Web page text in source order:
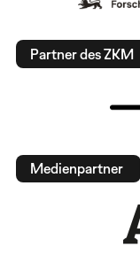
Partner des ZKM
Medienpartner